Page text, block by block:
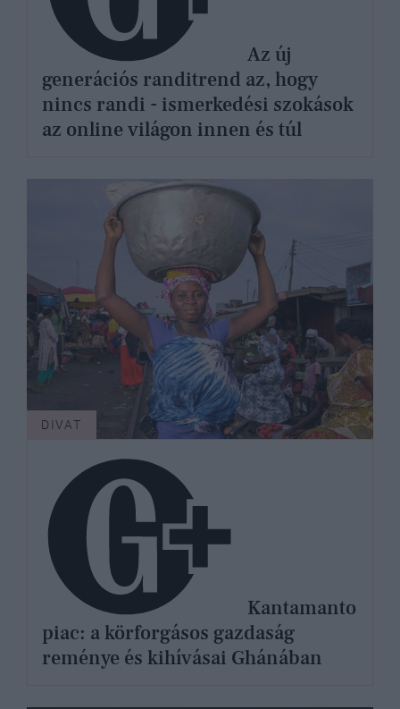
generációs randitrend az, hogy
nincs randi - ismerkedési szokások
az online világon innen és túl
DIVAT
piac: a körforgásos gazdaság
reménye és kihívásai Ghánában